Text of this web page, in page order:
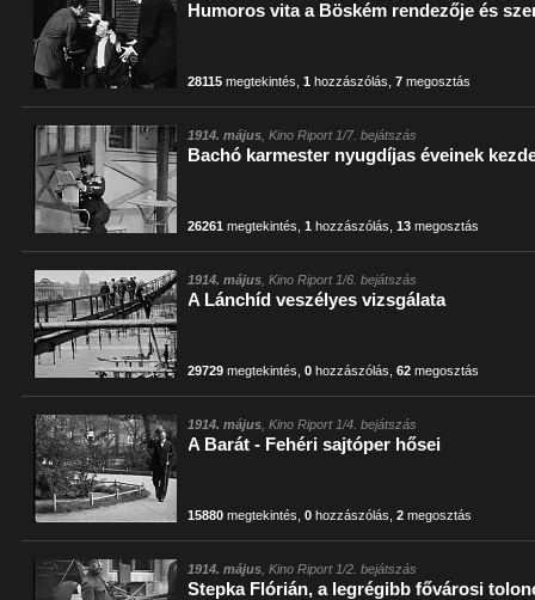
Humoros vita a Böském rendezője és
28115 megtekintés ,1 hozzászólás ,7 megosztás
1914. május , Kino Riport 1/7. bejátszás
Bachó karmester nyugdíjas éveinek
26261 megtekintés ,1 hozzászólás ,13 megosztás
1914. május , Kino Riport 1/6. bejátszás
A Lánchíd veszélyes vizsgálata
29729 megtekintés ,0 hozzászólás ,62 megosztás
1914. május , Kino Riport 1/4. bejátszás
A Barát - Fehéri sajtóper hősei
15880 megtekintés ,0 hozzászólás ,2 megosztás
1914. május , Kino Riport 1/2. bejátszás
Stepka Flórián, a legrégibb fővárosi